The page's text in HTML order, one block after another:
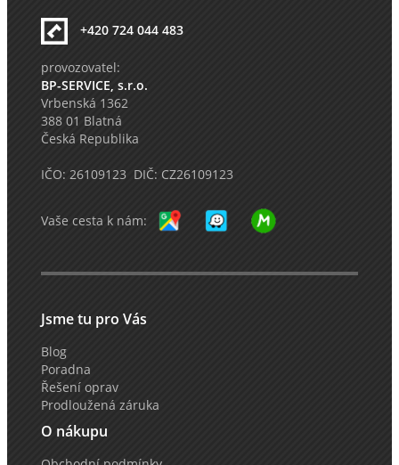
+420 724 044 483
provozovatel:
BP-SERVICE, s.r.o.
Vrbenská 1362
388 01 Blatná
Česká Republika
IČO: 26109123 DIČ: CZ26109123
Vaše cesta k nám:
Jsme tu pro Vás
Blog
Poradna
Řešení oprav
Prodloužená záruka
O nákupu